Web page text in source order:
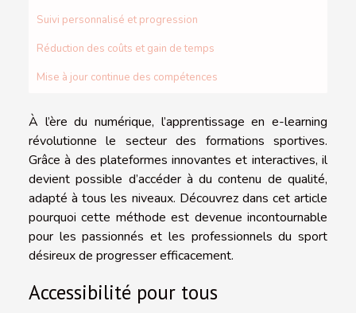
Suivi personnalisé et progression
Réduction des coûts et gain de temps
Mise à jour continue des compétences
À l’ère du numérique, l’apprentissage en e-learning
révolutionne le secteur des formations sportives.
Grâce à des plateformes innovantes et interactives, il
devient possible d’accéder à du contenu de qualité,
adapté à tous les niveaux. Découvrez dans cet article
pourquoi cette méthode est devenue incontournable
pour les passionnés et les professionnels du sport
désireux de progresser efficacement.
Accessibilité pour tous